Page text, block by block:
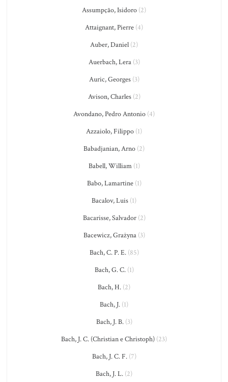
Assumpção, Isidoro (2)
Attaignant, Pierre (4)
Auber, Daniel (2)
Auerbach, Lera(3)
Auric, Georges(3)
Avison, Charles(2)
Avondano, Pedro Antonio (4)
Azzaiolo, Filippo (1)
Babadjanian, Arno (2)
Babell, William(1)
Babo, Lamartine(1)
Bacalov, Luis (1)
Bacarisse, Salvador(2)
Bacewicz, Grażyna(3)
Bach, C. P. E.(85)
Bach, G. C.(1)
Bach, H. (2)
Bach, J. (1)
Bach, J. B.(3)
Bach, J. C. (Christian e Christoph) (23)
Bach, J. C. F.(7)
Bach, J. L. (2)